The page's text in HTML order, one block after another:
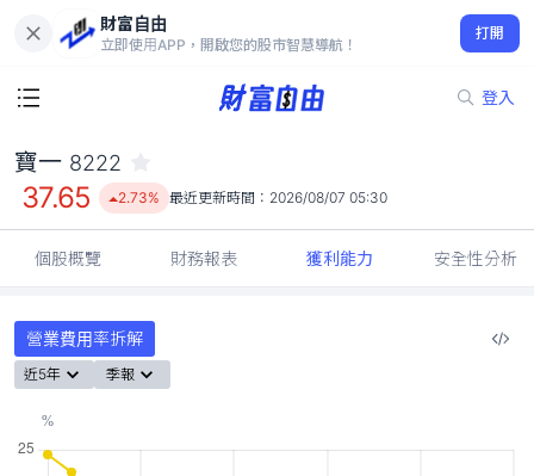
財富自由
立即使用APP，開啟您的股市智慧導航！
打開
登入
37.65
2.73%
寶一 8222
37.65 2.73% 最近更新時間： 2026/08/07 05:30
個股概覽 財務報表 獲利能力 安全性分析
營業費用率拆解
近5年 季報